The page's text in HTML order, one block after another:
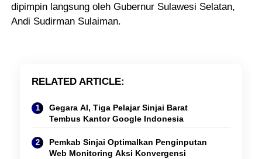
dipimpin langsung oleh Gubernur Sulawesi Selatan,
Andi Sudirman Sulaiman.
RELATED ARTICLE
Gegara AI, Tiga Pelajar Sinjai Barat
Tembus Kantor Google Indonesia
Pemkab Sinjai Optimalkan Penginputan
Web Monitoring Aksi Konvergensi